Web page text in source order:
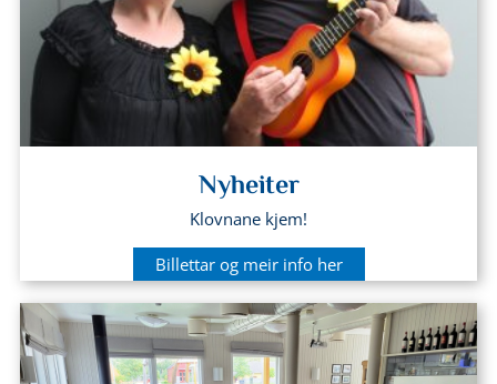
Nyheiter
Klovnane kjem!
Billettar og meir info her